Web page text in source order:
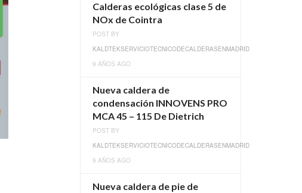
Calderas ecológicas clase 5 de
NOx de Cointra
POST BY
KALDTEKSERVICIOTECNICODECALDERASENMADRID
9 AÑOS AGO
Nueva caldera de
condensación INNOVENS PRO
MCA 45 – 115 De Dietrich
POST BY
KALDTEKSERVICIOTECNICODECALDERASENMADRID
9 AÑOS AGO
Nueva caldera de pie de